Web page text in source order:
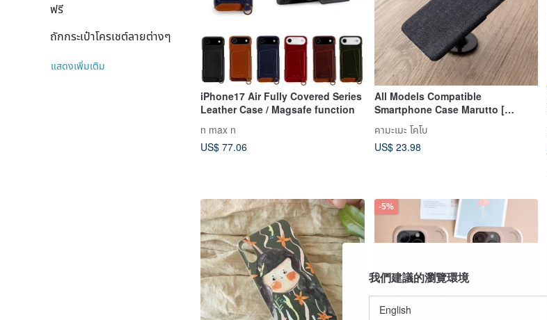
ฟรี
ถักกระเป๋าโครเชต์ลายต่างๆ
แสดงเพิ่มเติม
iPhone17 Air Fully Covered Series
Leather Case / Magsafe function
n max n
US$ 77.06
All Models Compatible
Smartphone Case Marutto [
Okayama Denim ] Birthday Gift
Present Men BB02M
คามะเมะ โคโบ
US$ 23.98
-5%
我們建議的瀏覽環境